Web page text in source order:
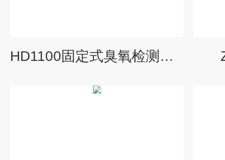
HD1100固定式臭氧检测变送器报价